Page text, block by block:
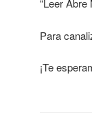
“Leer Abre
Para
¡Te